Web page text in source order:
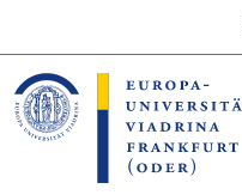
the
content
section
the
footer
section